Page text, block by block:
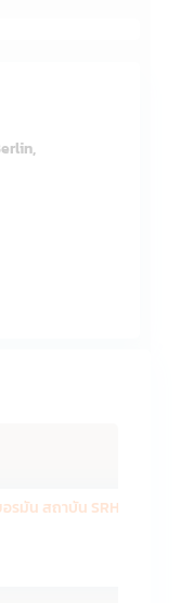
รมัน สถาบัน SRH Int...